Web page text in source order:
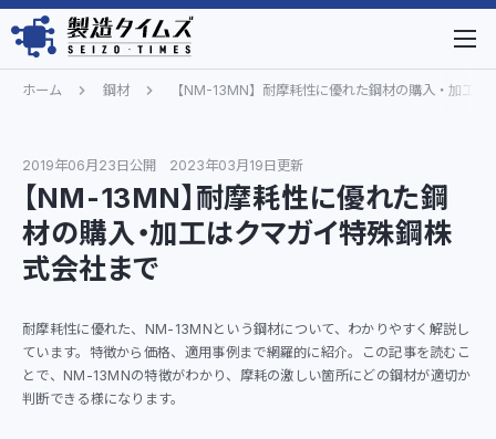
ホーム 鋼材 【NM-13MN】耐摩耗性に優れた鋼材の購入・加工は
2019年06月23日公開 2023年03月19日更新
【NM-13MN】耐摩耗性に優れた鋼
材の購入・加工はクマガイ特殊鋼株
式会社まで
耐摩耗性に優れた、NM-13MNという鋼材について、わかりやすく解説し
ています。特徴から価格、適用事例まで網羅的に紹介。この記事を読むこ
とで、NM-13MNの特徴がわかり、摩耗の激しい箇所にどの鋼材が適切か
判断できる様になります。